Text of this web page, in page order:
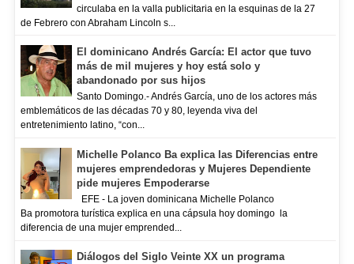
circulaba en la valla publicitaria en la esquinas de la 27
de Febrero con Abraham Lincoln s...
El dominicano Andrés García: El actor que tuvo
más de mil mujeres y hoy está solo y
abandonado por sus hijos
Santo Domingo.- Andrés García, uno de los actores más
emblemáticos de las décadas 70 y 80, leyenda viva del
entretenimiento latino, “con...
Michelle Polanco Ba explica las Diferencias entre
mujeres emprendedoras y Mujeres Dependiente
pide mujeres Empoderarse
EFE - La joven dominicana Michelle Polanco
Ba promotora turística explica en una cápsula hoy domingo la
diferencia de una mujer emprended...
Diálogos del Siglo Veinte XX un programa